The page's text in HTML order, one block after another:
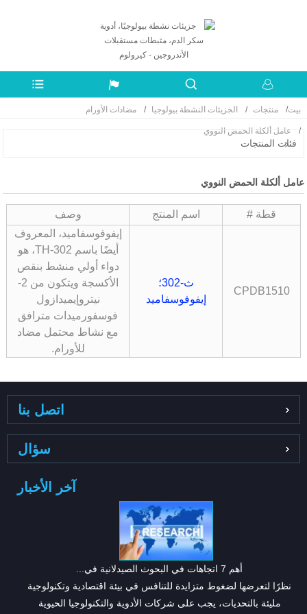
بيت منتجات الجزيئات النشطة بيولوجيا مضادات الأورام
عامل ألكلة الحمض النووي
فئات المنتجات
عامل ألكلة الحمض النووي
قطة # اسم المنتج وصف
CPDB1510
ث-302؛
إيفوفوسفاميد
إيفوفوسفاميد، المعروف
أيضًا باسم TH-302، هو
دواء أولي منشط بنقص
الأكسجة ويتكون من 2-
نيتروإيميدازول
فوسفورميدات مترافق
مع نشاط محتمل مضاد
للأورام.
اتصل بنا
سؤال
آخر الأخبار
أهم 7 اتجاهات في البحوث الصيدلانية في...
نظرًا لتعرضها لضغوط متزايدة للتنافس في بيئة اقتصادية وتكنولوجية
مليئة بالتحديات، يجب على شركات الأدوية والتكنولوجيا الحيوية